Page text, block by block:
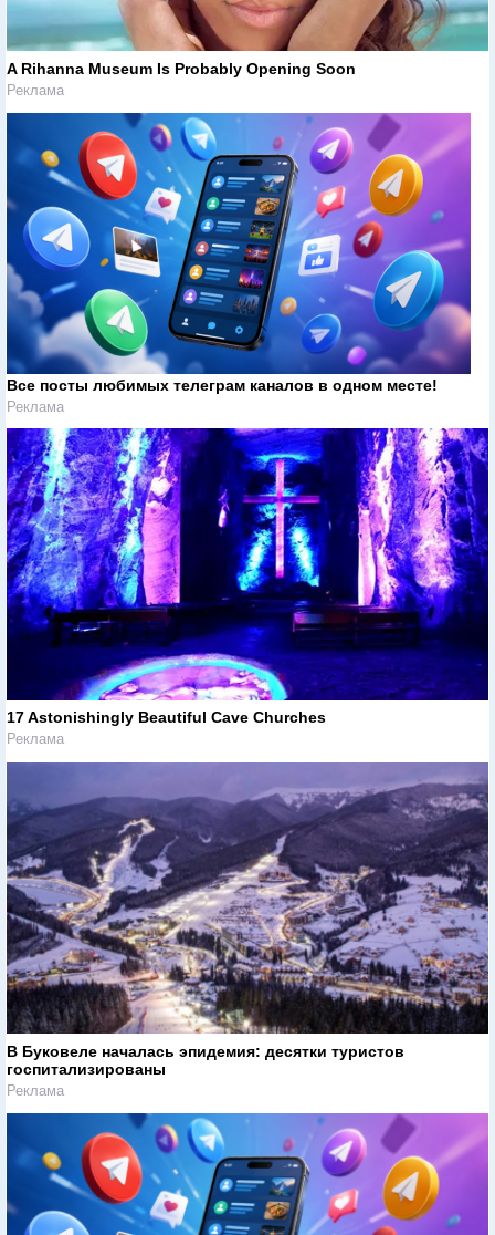
A Rihanna Museum Is Probably Opening Soon
Реклама
Все посты любимых телеграм каналов в одном месте!
Реклама
17 Astonishingly Beautiful Cave Churches
Реклама
В Буковеле началась эпидемия: десятки туристов
госпитализированы
Реклама